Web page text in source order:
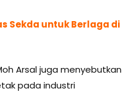
Sekda untuk Berlaga di
Arsal juga menyebutkan
pada industri